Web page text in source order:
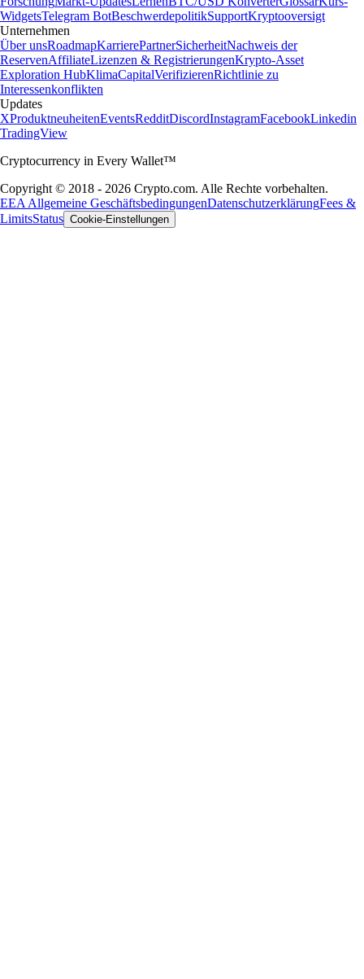
WidgetsTelegram BotBeschwerdepolitikSupportKryptooversigt
Unternehmen
Über unsRoadmapKarrierePartnerSicherheitNachweis der
ReservenAffiliateLizenzen & RegistrierungenKrypto-Asset
Exploration HubKlimaCapitalVerifizierenRichtlinie zu
Interessenkonflikten
Updates
XProduktneuheitenEventsRedditDiscordInstagramFacebookLinkedin
TradingView
Cryptocurrency in Every Wallet™
Copyright © 2018 - 2026 Crypto.com. Alle Rechte vorbehalten.
EEA Allgemeine GeschäftsbedingungenDatenschutzerklärungFees &
LimitsStatus Cookie-Einstellungen